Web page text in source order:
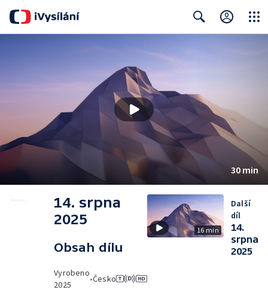
30 min
14. srpna
2025
Obsah dílu
Vyrobeno
2025
•Česko
16 min
Další
díl
14.
srpna
2025